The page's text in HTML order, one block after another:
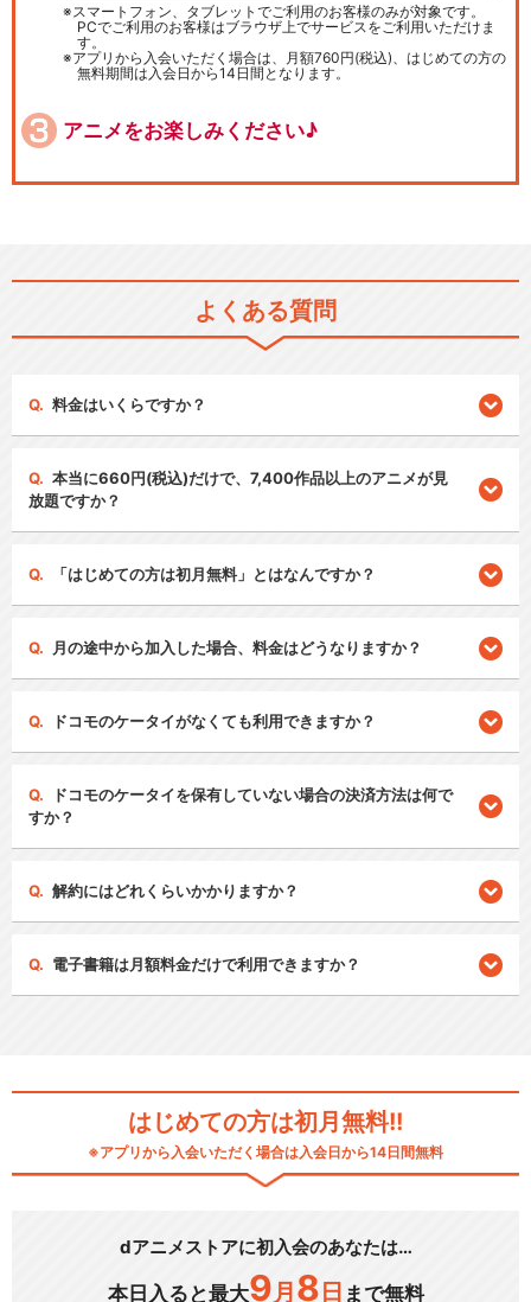
スマートフォン、タブレットでご利用のお客様のみが対象です。
PCでご利用のお客様はブラウザ上でサービスをご利用いただけま
す。
アプリから入会いただく場合は、月額760円(税込)、はじめての方の
無料期間は入会日から14日間となります。
アニメをお楽しみください♪
よくある質問
料金はいくらですか？
本当に660円(税込)だけで、7,400作品以上のアニメが見
放題ですか？
「はじめての方は初月無料」とはなんですか？
月の途中から加入した場合、料金はどうなりますか？
ドコモのケータイがなくても利用できますか？
ドコモのケータイを保有していない場合の決済方法は何で
すか？
解約にはどれくらいかかりますか？
電子書籍は月額料金だけで利用できますか？
はじめての方は初月無料!!
※アプリから入会いただく場合は入会日から14日間無料
dアニメストアに初入会のあなたは…
本日入ると最大9 月 8 日 まで無料